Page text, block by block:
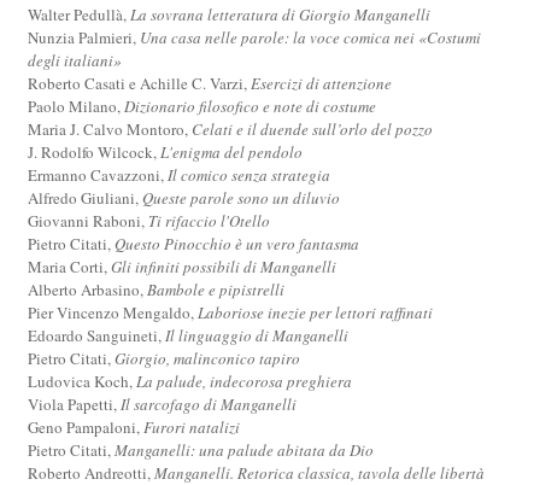
Walter Pedullà,La sovrana letteratura di Giorgio Manganelli
Nunzia Palmieri, Una casa nelle parole: la voce comica nei «Costumi
degli italiani»
Roberto Casati e Achille C. Varzi,Esercizi di attenzione
Paolo Milano,Dizionario filosofico e note di costume
Maria J. Calvo Montoro, Celati e il duende sull’orlo del pozzo
J. Rodolfo Wilcock,L'enigma del pendolo
Ermanno Cavazzoni,Il comico senza strategia
Alfredo Giuliani,Queste parole sono un diluvio
Giovanni Raboni, Ti rifaccio l'Otello
Pietro Citati,Questo Pinocchio è un vero fantasma
Maria Corti,Gli infiniti possibili di Manganelli
Alberto Arbasino,Bambole e pipistrelli
Pier Vincenzo Mengaldo,Laboriose inezie per lettori raffinati
Edoardo Sanguineti,Il linguaggio di Manganelli
Pietro Citati,Giorgio, malinconico tapiro
Ludovica Koch,La palude, indecorosa preghiera
Viola Papetti,Il sarcofago di Manganelli
Geno Pampaloni,Furori natalizi
Pietro Citati,Manganelli: una palude abitata da Dio
Roberto Andreotti,Manganelli. Retorica classica, tavola delle libertà